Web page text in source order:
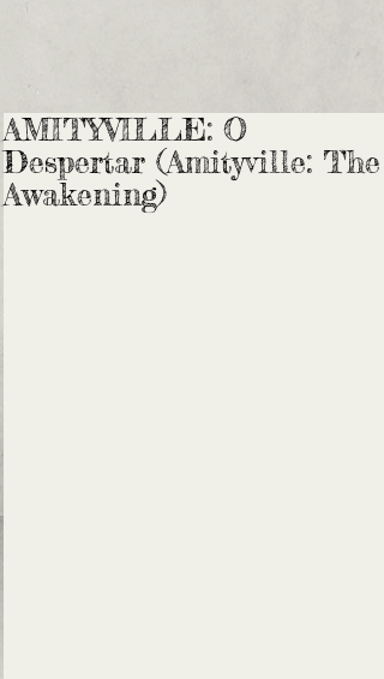
AMITYVILLE: O
Despertar (Amityville: The
Awakening)